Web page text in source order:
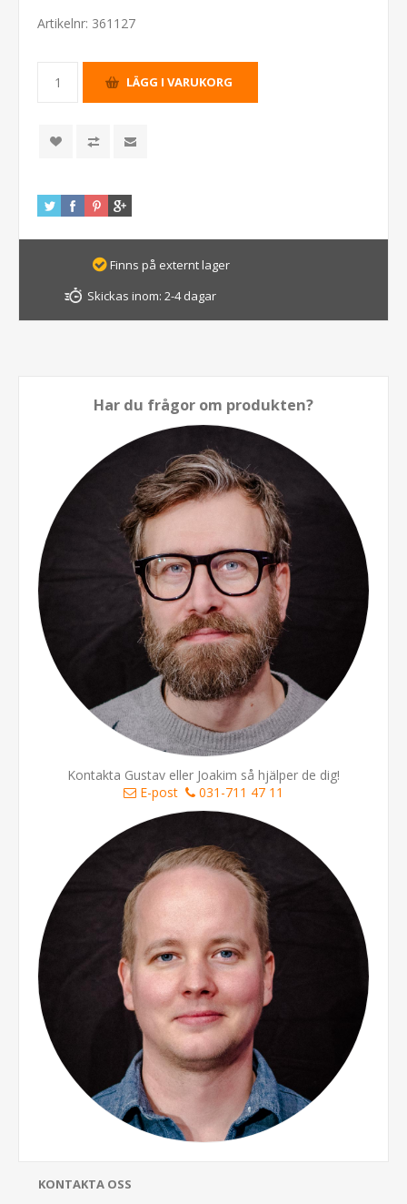
Artikelnr: 361127
Finns på externt lager
Skickas inom: 2-4 dagar
Har du frågor om produkten?
Kontakta Gustav eller Joakim så hjälper de dig!
E-post
031-711 47 11
KONTAKTA OSS